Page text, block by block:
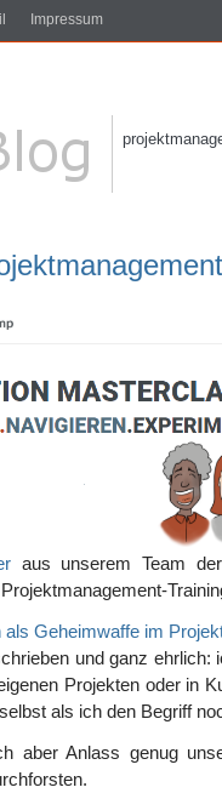
Impressum
aus unserem Team
als Geheimwaffe im
und ganz ehrlich:
Projekten oder in
als ich den Begriff
aber Anlass genug